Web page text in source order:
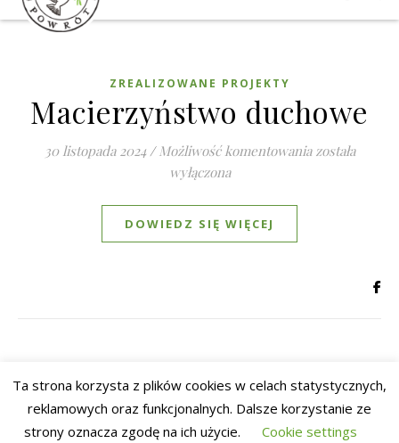
ZREALIZOWANE PROJEKTY
Macierzyństwo duchowe
30 listopada 2024 / Możliwość komentowania została
wyłączona
DOWIEDZ SIĘ WIĘCEJ
Fundacja Aktualności Szukasz pomocy? Wesprzyj nas Kontakt
Ta strona korzysta z plików cookies w celach statystycznych,
reklamowych oraz funkcjonalnych. Dalsze korzystanie ze
strony oznacza zgodę na ich użycie.
Cookie settings